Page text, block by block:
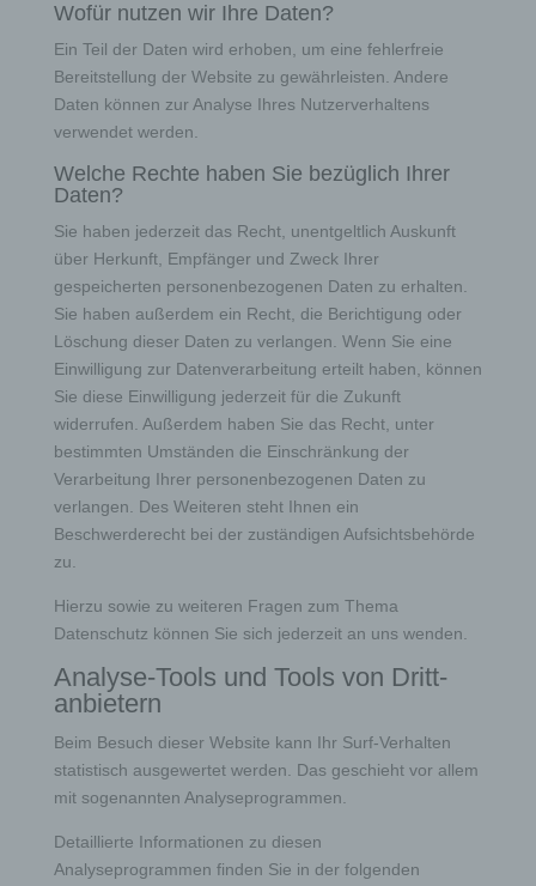
Wofür nutzen wir Ihre Daten?
Ein Teil der Daten wird erhoben, um eine fehlerfreie
Bereitstellung der Website zu gewährleisten. Andere
Daten können zur Analyse Ihres Nutzerverhaltens
verwendet werden.
Welche Rechte haben Sie bezüglich Ihrer
Daten?
Sie haben jederzeit das Recht, unentgeltlich Auskunft
über Herkunft, Empfänger und Zweck Ihrer
gespeicherten personenbezogenen Daten zu erhalten.
Sie haben außerdem ein Recht, die Berichtigung oder
Löschung dieser Daten zu verlangen. Wenn Sie eine
Einwilligung zur Datenverarbeitung erteilt haben, können
Sie diese Einwilligung jederzeit für die Zukunft
widerrufen. Außerdem haben Sie das Recht, unter
bestimmten Umständen die Einschränkung der
Verarbeitung Ihrer personenbezogenen Daten zu
verlangen. Des Weiteren steht Ihnen ein
Beschwerderecht bei der zuständigen Aufsichtsbehörde
zu.
Hierzu sowie zu weiteren Fragen zum Thema
Datenschutz können Sie sich jederzeit an uns wenden.
Analyse-Tools und Tools von Dritt­
anbietern
Beim Besuch dieser Website kann Ihr Surf-Verhalten
statistisch ausgewertet werden. Das geschieht vor allem
mit sogenannten Analyseprogrammen.
Detaillierte Informationen zu diesen
Analyseprogrammen finden Sie in der folgenden